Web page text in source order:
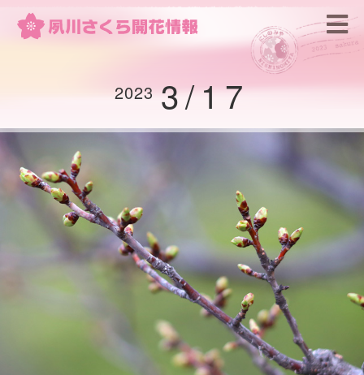
開花カレンダー2026
夙川公園マップと珍しい桜たち
西宮さくらマップ
20233/17